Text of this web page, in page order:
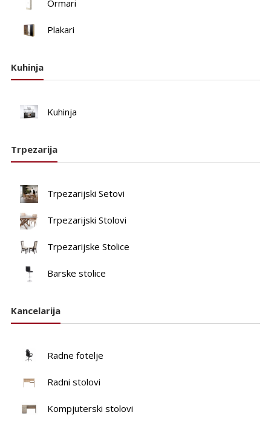
Ormari
Plakari
Kuhinja
Kuhinja
Trpezarija
Trpezarijski Setovi
Trpezarijski Stolovi
Trpezarijske Stolice
Barske stolice
Kancelarija
Radne fotelje
Radni stolovi
Kompjuterski stolovi